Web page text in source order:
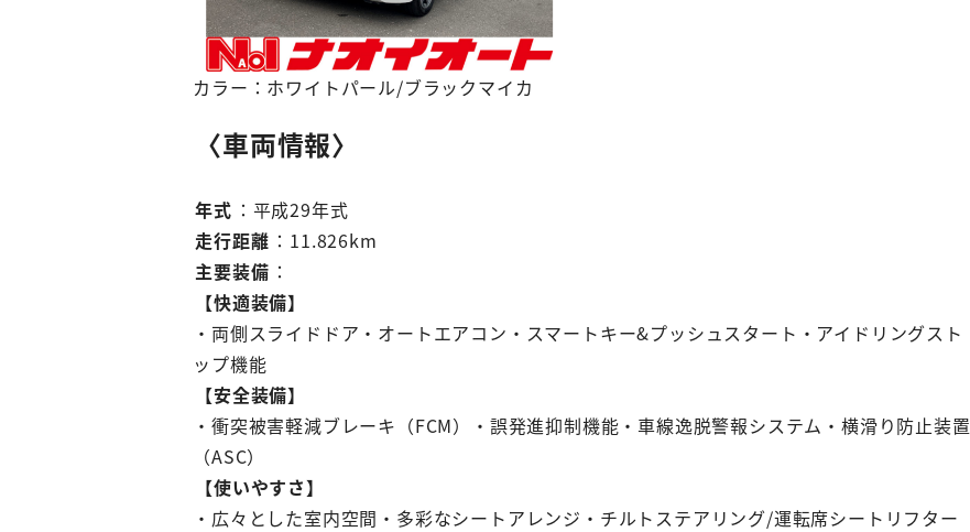
カラー：ホワイトパール/ブラックマイカ
〈車両情報〉
年式 ：平成29年式
走行距離 ：11.826km
主要装備 ：
【快適装備】
・両側スライドドア・オートエアコン・スマートキー&プッシュスタート・アイドリングスト
ップ機能
【安全装備】
・衝突被害軽減ブレーキ（FCM）・誤発進抑制機能・車線逸脱警報システム・横滑り防止装置
（ASC）
【使いやすさ】
・広々とした室内空間・多彩なシートアレンジ・チルトステアリング/運転席シートリフター